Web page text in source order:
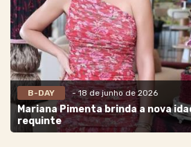
B-DAY - 18 de junho de 2026
Mariana Pimenta brinda a nova
requinte